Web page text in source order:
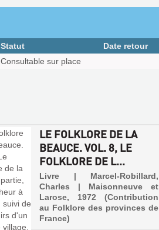
Statut
Date retour
Consultable sur place
LE FOLKLORE DE LA
BEAUCE. VOL. 8, LE
FOLKLORE DE L...
Livre | Marcel-Robillard,
Charles | Maisonneuve et
Larose, 1972 (Contribution
au Folklore des provinces de
France)